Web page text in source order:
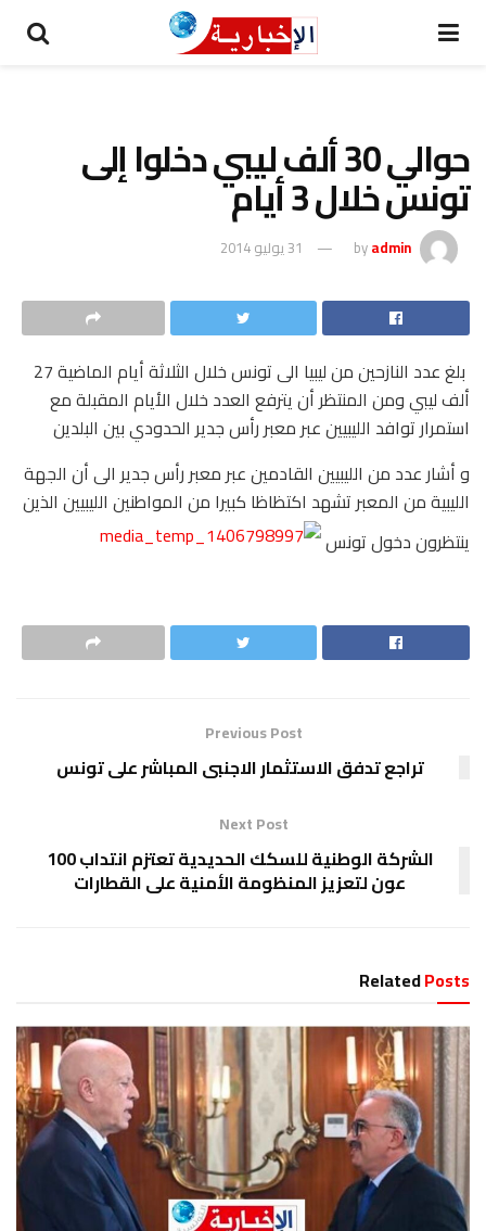
حوالي 30 ألف ليبي دخلوا إلى
تونس خلال 3 أيام
byadmin 31 يوليو 2014
بلغ عدد النازحين من ليبيا الى تونس خلال الثلاثة أيام الماضية 27
ألف ليبي ومن المنتظر أن يترفع العدد خلال الأيام المقبلة مع
استمرار توافد الليبيين عبر معبر رأس جدير الحدودي بين البلدين
و أشار عدد من الليبيين القادمين عبر معبر رأس جدير الى أن الجهة
الليبية من المعبر تشهد اكتظاظا كبيرا من المواطنين الليبيين الذين
ينتظرون دخول تونس
Previous Post
تراجع تدفق الاستثمار الاجنبى المباشر على تونس
Next Post
الشركة الوطنية للسكك الحديدية تعتزم انتداب 100
عون لتعزيز المنظومة الأمنية على القطارات
RelatedPosts